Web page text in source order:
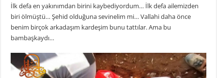
İlk defa en yakınımdan birini kaybediyordum… İlk defa ailemizden
biri ölmüştü… Şehid olduğuna sevinelim mi… Vallahi daha önce
benim birçok arkadaşım kardeşim bunu tattılar. Ama bu
bambaşkaydı…